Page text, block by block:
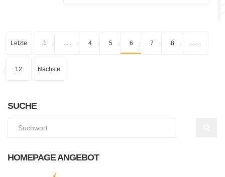
Letzte 1 4 5 6 7 8
12 Nächste
SUCHE
HOMEPAGE ANGEBOT